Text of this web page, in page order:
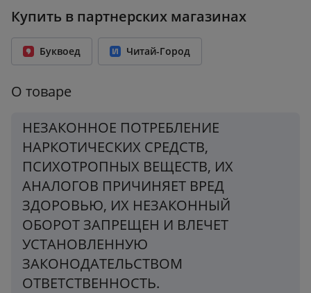
Возрастное ограничение: 18+
Год издания: 2025
Количество страниц: 256
Формат: 120x180 мм
Купить в партнерских магазинах
Буквоед Читай-Город
О товаре
НЕЗАКОННОЕ ПОТРЕБЛЕНИЕ
НАРКОТИЧЕСКИХ СРЕДСТВ,
ПСИХОТРОПНЫХ ВЕЩЕСТВ, ИХ
АНАЛОГОВ ПРИЧИНЯЕТ ВРЕД
ЗДОРОВЬЮ, ИХ НЕЗАКОННЫЙ
ОБОРОТ ЗАПРЕЩЕН И ВЛЕЧЕТ
УСТАНОВЛЕННУЮ
ЗАКОНОДАТЕЛЬСТВОМ
ОТВЕТСТВЕННОСТЬ.